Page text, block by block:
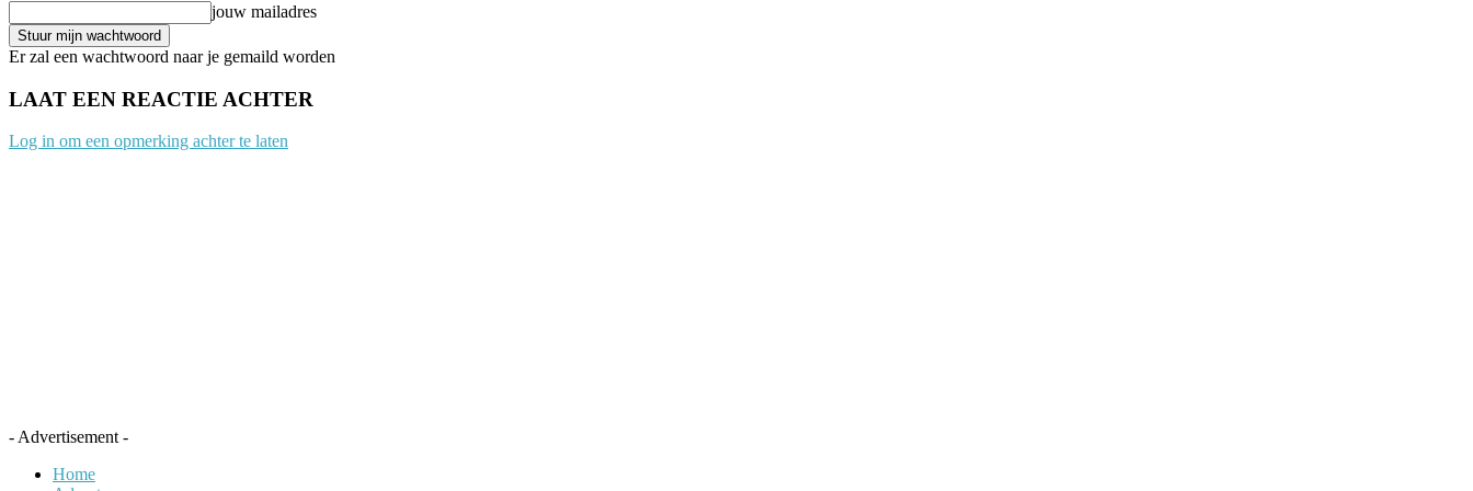
jouw mailadres
Er zal een wachtwoord naar je gemaild worden
LAAT EEN REACTIE ACHTER
Log in om een opmerking achter te laten
- Advertisement -
Home